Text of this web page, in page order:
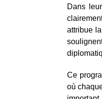
Dans
attribue
Ce
où